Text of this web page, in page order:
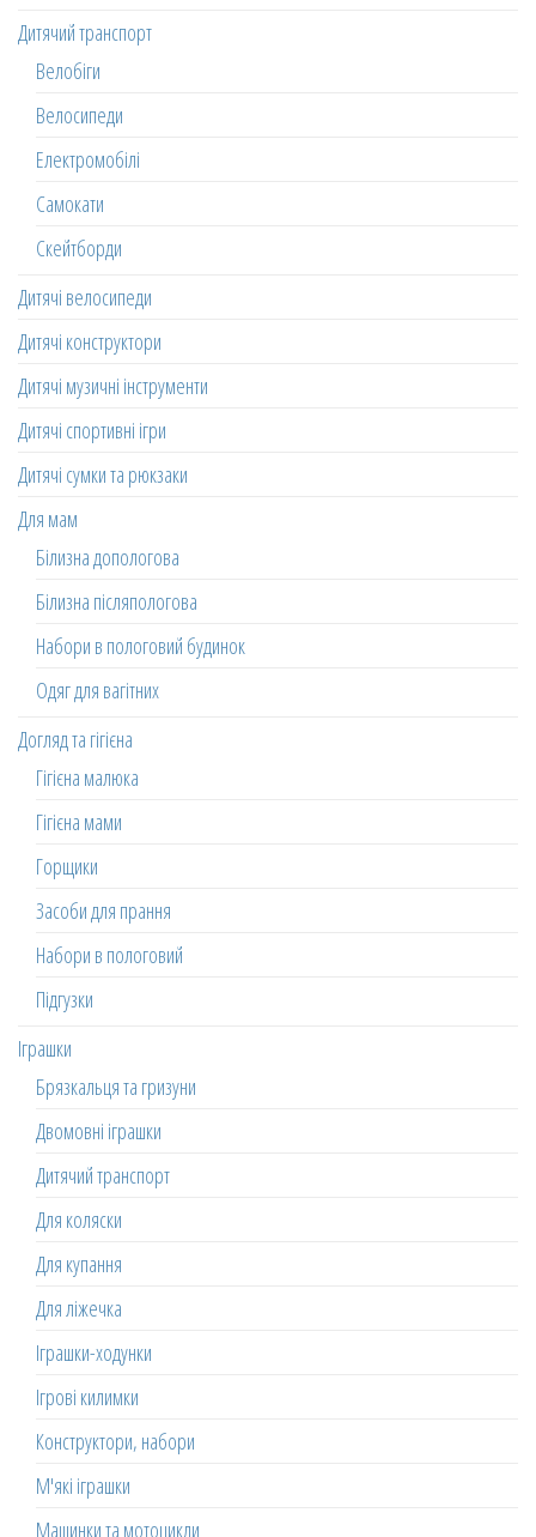
Дитячий транспорт
Велобіги
Велосипеди
Електромобілі
Самокати
Скейтборди
Дитячі велосипеди
Дитячі конструктори
Дитячі музичні інструменти
Дитячі спортивні ігри
Дитячі сумки та рюкзаки
Для мам
Білизна допологова
Білизна післяпологова
Набори в пологовий будинок
Одяг для вагітних
Догляд та гігієна
Гігієна малюка
Гігієна мами
Горщики
Засоби для прання
Набори в пологовий
Підгузки
Іграшки
Брязкальця та гризуни
Двомовні іграшки
Дитячий транспорт
Для коляски
Для купання
Для ліжечка
Іграшки-ходунки
Ігрові килимки
Конструктори, набори
М'які іграшки
Машинки та мотоцикли